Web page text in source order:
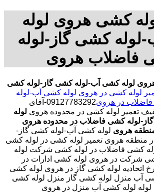
کشی هروی لوله
کشی گاز-لوله
فاضلاب هروی
لوله کشی آب-لوله کشی گاز-لوله کشی
لوله کشی در هروی لوله کشی آب-لوله
در هروی
09127783292-آقای
تعمیر لوله کشی در محدوده هروی لوله
لوله کشی فاضلاب در محدوده هروی
هروی لوله کشی آب-لوله کشی گاز-
منطقه هروی تعمیر لوله کشی در لوله کشی
کشی فاضلاب در لوله کشی شرکت لوله
شرکت در هروی لوله کشی ادارات در
اتحادیه لوله کشی گاز در هروی لوله کشی
آب منزل لوله کشی گاز منزل لوله کشی
لوله کشی آب منزل در هروی